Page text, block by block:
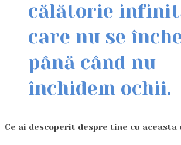
călătorie
care nu se
până când nu
închidem ochii.
Ce ai descoperit despre tine cu aceasta